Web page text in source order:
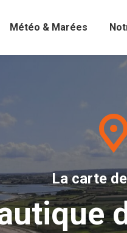
Météo & Marées
La carte